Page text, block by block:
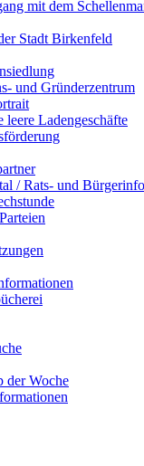
mit dem
Stadt Birkenfeld
und Gründerzentrum
leere Ladengeschäfte
/ Rats- und
der Woche